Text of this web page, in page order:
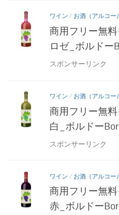
ワイン / お酒（アルコー
商用フリー無
ロゼ_ボルドー
スポンサーリンク
ワイン / お酒（アルコー
商用フリー無
白_ボルドー
スポンサーリンク
ワイン / お酒（アルコー
商用フリー無
赤_ボルドー